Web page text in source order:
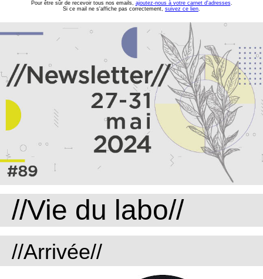
Pour être sûr de recevoir tous nos emails, ajoutez-nous à votre carnet d'adresses.
Si ce mail ne s'affiche pas correctement, suivez ce lien.
//Vie du labo//
//Arrivée//